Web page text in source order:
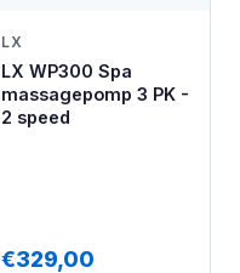
LX
LX WP300 Spa
massagepomp 3 PK -
2 speed
€329,00